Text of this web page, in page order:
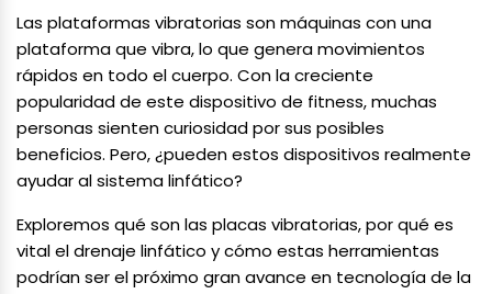
Las plataformas vibratorias son máquinas con una
plataforma que vibra, lo que genera movimientos
rápidos en todo el cuerpo. Con la creciente
popularidad de este dispositivo de fitness, muchas
personas sienten curiosidad por sus posibles
beneficios. Pero, ¿pueden estos dispositivos realmente
ayudar al sistema linfático?
Exploremos qué son las placas vibratorias, por qué es
vital el drenaje linfático y cómo estas herramientas
podrían ser el próximo gran avance en tecnología de la